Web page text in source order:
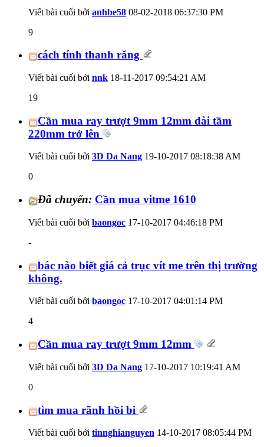
Viết bài cuối bởi anhbe58 08-02-2018 06:37:30 PM
9
cách tính thanh răng
Viết bài cuối bởi nnk 18-11-2017 09:54:21 AM
19
Cần mua ray trượt 9mm 12mm dài tầm
220mm trở lên
Viết bài cuối bởi 3D Da Nang 19-10-2017 08:18:38 AM
0
Đã chuyển: Cần mua vitme 1610
Viết bài cuối bởi baongoc 17-10-2017 04:46:18 PM
-
bác nào biết giá cả trục vít me trên thị trường
không.
Viết bài cuối bởi baongoc 17-10-2017 04:01:14 PM
4
Cần mua ray trượt 9mm 12mm
Viết bài cuối bởi 3D Da Nang 17-10-2017 10:19:41 AM
0
tìm mua rãnh hồi bi
Viết bài cuối bởi tinnghianguyen 14-10-2017 08:05:44 PM